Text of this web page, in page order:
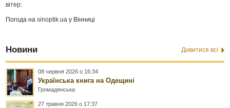
вітер:
Погода наsinoptik.ua у Вінниці
Новини Дивитися всі
08 червня 2026 о 16:34
Українська книга на Одещині
Громадянська
27 травня 2026 о 17:37